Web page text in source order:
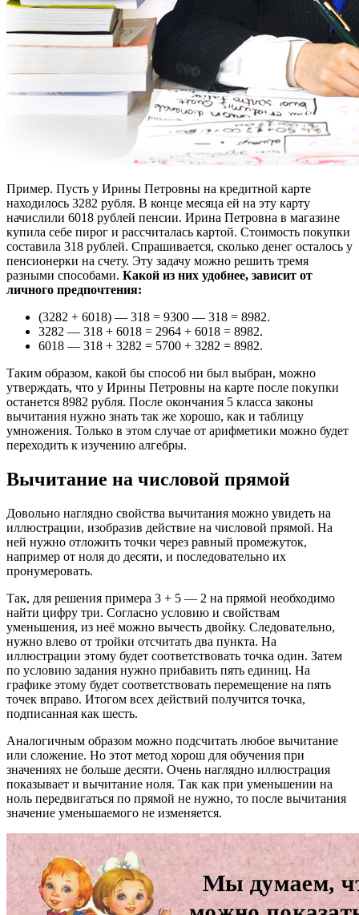
Пример. Пусть у Ирины Петровны на кредитной карте
находилось 3282 рубля. В конце месяца ей на эту карту
начислили 6018 рублей пенсии. Ирина Петровна в магазине
купила себе пирог и рассчиталась картой. Стоимость покупки
составила 318 рублей. Спрашивается, сколько денег осталось у
пенсионерки на счету. Эту задачу можно решить тремя
разными способами. Какой из них удобнее, зависит от
личного предпочтения:
(3282 + 6018) — 318 = 9300 — 318 = 8982.
3282 — 318 + 6018 = 2964 + 6018 = 8982.
6018 — 318 + 3282 = 5700 + 3282 = 8982.
Таким образом, какой бы способ ни был выбран, можно
утверждать, что у Ирины Петровны на карте после покупки
останется 8982 рубля. После окончания 5 класса законы
вычитания нужно знать так же хорошо, как и таблицу
умножения. Только в этом случае от арифметики можно будет
переходить к изучению алгебры.
Вычитание на числовой прямой
Довольно наглядно свойства вычитания можно увидеть на
иллюстрации, изобразив действие на числовой прямой. На
ней нужно отложить точки через равный промежуток,
например от ноля до десяти, и последовательно их
пронумеровать.
Так, для решения примера 3 + 5 — 2 на прямой необходимо
найти цифру три. Согласно условию и свойствам
уменьшения, из неё можно вычесть двойку. Следовательно,
нужно влево от тройки отсчитать два пункта. На
иллюстрации этому будет соответствовать точка один. Затем
по условию задания нужно прибавить пять единиц. На
графике этому будет соответствовать перемещение на пять
точек вправо. Итогом всех действий получится точка,
подписанная как шесть.
Аналогичным образом можно подсчитать любое вычитание
или сложение. Но этот метод хорош для обучения при
значениях не больше десяти. Очень наглядно иллюстрация
показывает и вычитание ноля. Так как при уменьшении на
ноль передвигаться по прямой не нужно, то после вычитания
значение уменьшаемого не изменяется.